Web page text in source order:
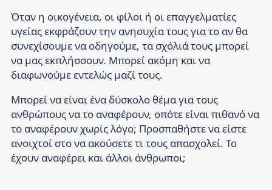
Όταν η οικογένεια, οι φίλοι ή οι επαγγελματίες
υγείας εκφράζουν την ανησυχία τους για το αν θα
συνεχίσουμε να οδηγούμε, τα σχόλιά τους μπορεί
να μας εκπλήσσουν. Μπορεί ακόμη και να
διαφωνούμε εντελώς μαζί τους.
Μπορεί να είναι ένα δύσκολο θέμα για τους
ανθρώπους να το αναφέρουν, οπότε είναι πιθανό να
το αναφέρουν χωρίς λόγο; Προσπαθήστε να είστε
ανοιχτοί στο να ακούσετε τι τους απασχολεί. Το
έχουν αναφέρει και άλλοι άνθρωποι;